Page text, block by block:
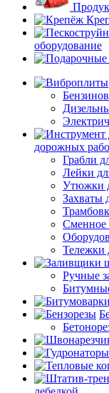
оборудование
дорожных
Грабли
Лейки
Утюжки
Захваты
Сменное
Тележки
Ручные